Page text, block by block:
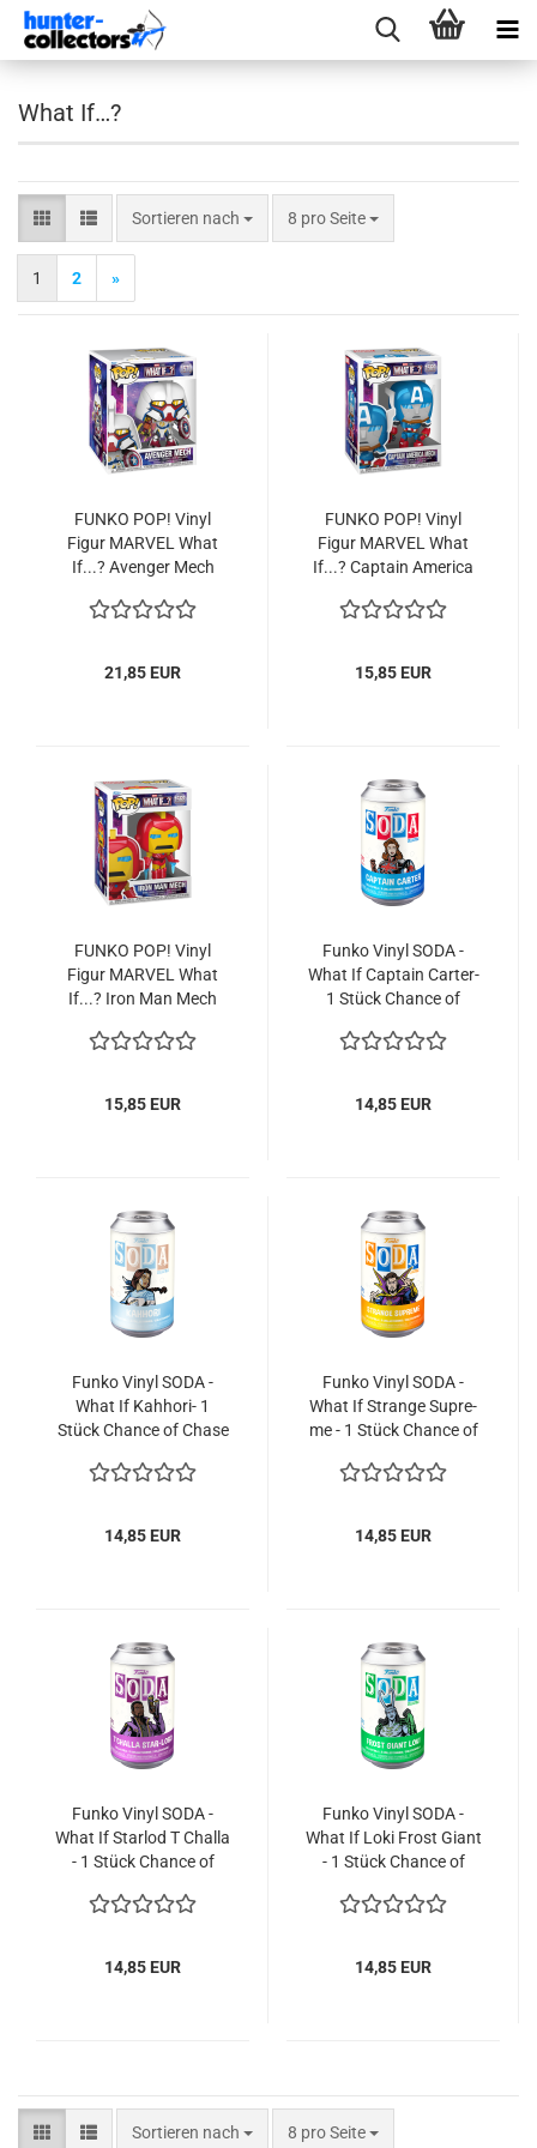
What If…?
Sortieren nach
Sortieren nach 8 pro Seite
pro Seite
1 2 »
FUNKO POP! Vinyl
Figur MAR­VEL What
If...? Aven­ger Mech
21,85 EUR
FUNKO POP! Vinyl
Figur MAR­VEL What
If...? Cap­tain Ame­ri­ca
15,85 EUR
FUNKO POP! Vinyl
Figur MAR­VEL What
If...? Iron Man Mech
15,85 EUR
Funko Vinyl SODA -
What If Cap­tain Carter-​​
1 Stück Chan­ce of
14,85 EUR
Funko Vinyl SODA -
What If Kahhori-​​ 1
Stück Chan­ce of Chase
14,85 EUR
Funko Vinyl SODA -
What If Stran­ge Su­pre­
me - 1 Stück Chan­ce of
14,85 EUR
Funko Vinyl SODA -
What If Star­lod T Challa
- 1 Stück Chan­ce of
14,85 EUR
Funko Vinyl SODA -
What If Loki Frost Giant
- 1 Stück Chan­ce of
14,85 EUR
Sortieren nach
Sortieren nach 8 pro Seite
pro Seite